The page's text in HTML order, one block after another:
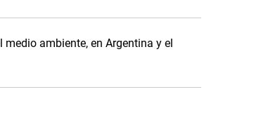
ambiente, en Argentina y el